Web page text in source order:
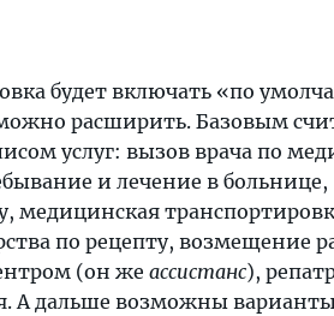
будет включать «по
расширить. Базовым
услуг: вызов врача по
и лечение в больнице,
медицинская
по рецепту, возмещение
(он же ассистанс),
А дальше возможны